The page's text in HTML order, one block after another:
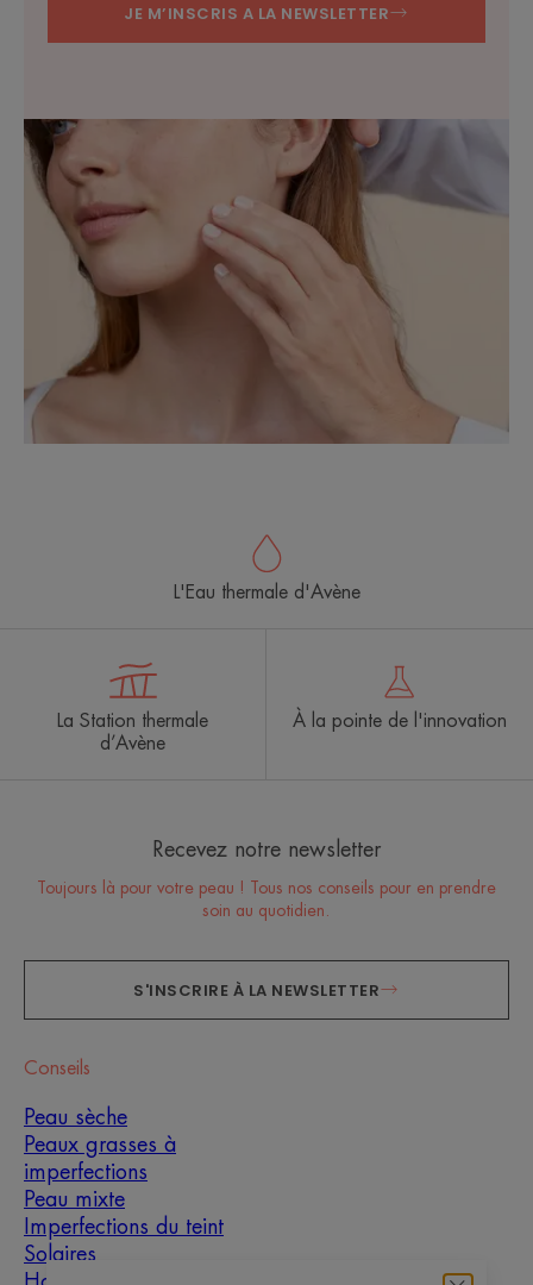
JE M’INSCRIS A LA NEWSLETTER
L'Eau thermale d'Avène
La Station thermale
d’Avène
À la pointe de l'innovation
Recevez notre newsletter
Toujours là pour votre peau ! Tous nos conseils pour en prendre
soin au quotidien.
S'INSCRIRE À LA NEWSLETTER
Conseils
Peau sèche
Peaux grasses à
imperfections
Peau mixte
Imperfections du teint
Solaires